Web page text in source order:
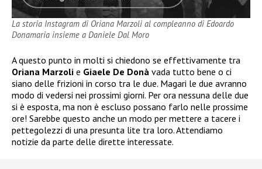
La storia Instagram di Oriana Marzoli al compleanno di Edoardo
Donamaria insieme a Daniele Dal Moro
A questo punto in molti si chiedono se effettivamente tra
Oriana Marzoli e Giaele De Donà vada tutto bene o ci
siano delle frizioni in corso tra le due. Magari le due avranno
modo di vedersi nei prossimi giorni. Per ora nessuna delle due
si è esposta, ma non è escluso possano farlo nelle prossime
ore! Sarebbe questo anche un modo per mettere a tacere i
pettegolezzi di una presunta lite tra loro. Attendiamo
notizie da parte delle dirette interessate.